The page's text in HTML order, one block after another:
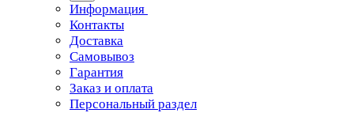
Информация
Контакты
Доставка
Самовывоз
Гарантия
Заказ и оплата
Персональный раздел